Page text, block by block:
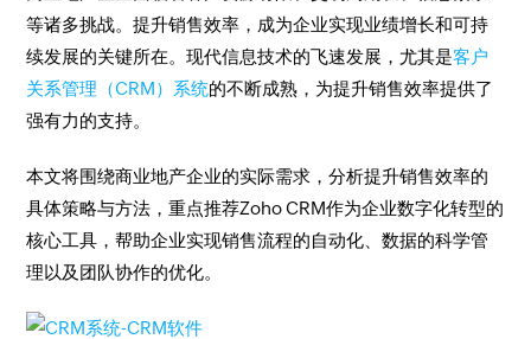
等诸多挑战。提升销售效率，成为企业实现业绩增长和可持
续发展的关键所在。现代信息技术的飞速发展，尤其是客户
关系管理（CRM）系统的不断成熟，为提升销售效率提供了
强有力的支持。
本文将围绕商业地产企业的实际需求，分析提升销售效率的
具体策略与方法，重点推荐Zoho CRM作为企业数字化转型的
核心工具，帮助企业实现销售流程的自动化、数据的科学管
理以及团队协作的优化。